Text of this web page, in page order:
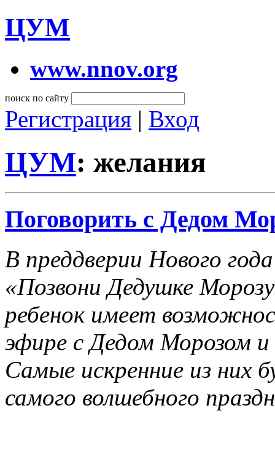
ЦУМ
www.nnov.org
поиск по сайту
Регистрация | Вход
ЦУМ: желания
Поговорить с Дедом
В преддверии Нового
«Позвони Дедушке
ребенок имеет
эфире с Дедом Морозом и
Самые искренние из них
самого волшебного